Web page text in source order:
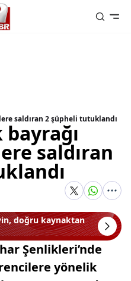
saldıran 2 şüpheli tutuklandı
bayrağı
saldıran
doğru kaynaktan
Şenlikleri’nde
yönelik